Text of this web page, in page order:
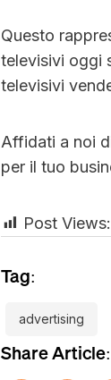
Questo
televisivi oggi
televisivi
Affidati a noi
per il tuo
Post Views:
Tag:
advertising
Share Article: